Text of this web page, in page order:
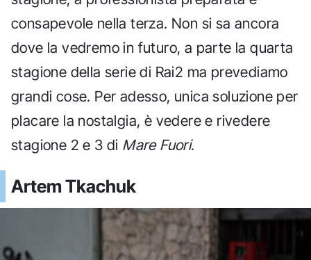
consapevole nella terza. Non si sa ancora
dove la vedremo in futuro, a parte la quarta
stagione della serie di Rai2 ma prevediamo
grandi cose. Per adesso, unica soluzione per
placare la nostalgia, è vedere e rivedere
stagione 2 e 3 di Mare Fuori.
Artem Tkachuk